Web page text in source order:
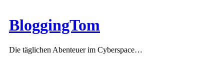
BloggingTom
Die täglichen Abenteuer im Cyberspace…